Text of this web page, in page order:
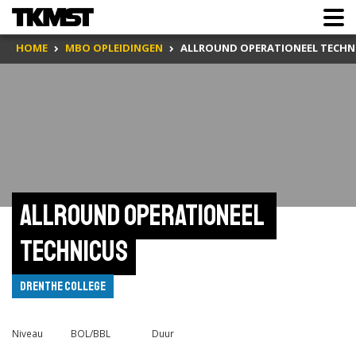
HOME MBO OPLEIDINGEN ALLROUND OPERATIONEEL
Allround operationeel
technicus
Drenthe College
Niveau BOL/BBL Duur